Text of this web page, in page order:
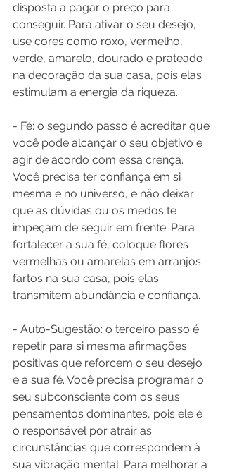
disposta a pagar o preço para
conseguir. Para ativar o seu desejo,
use cores como roxo, vermelho,
verde, amarelo, dourado e prateado
na decoração da sua casa, pois elas
estimulam a energia da riqueza.
- Fé: o segundo passo é acreditar que
você pode alcançar o seu objetivo e
agir de acordo com essa crença.
Você precisa ter confiança em si
mesma e no universo, e não deixar
que as dúvidas ou os medos te
impeçam de seguir em frente. Para
fortalecer a sua fé, coloque flores
vermelhas ou amarelas em arranjos
fartos na sua casa, pois elas
transmitem abundância e confiança.
- Auto-Sugestão: o terceiro passo é
repetir para si mesma afirmações
positivas que reforcem o seu desejo
e a sua fé. Você precisa programar o
seu subconsciente com os seus
pensamentos dominantes, pois ele é
o responsável por atrair as
circunstâncias que correspondem à
sua vibração mental. Para melhorar a